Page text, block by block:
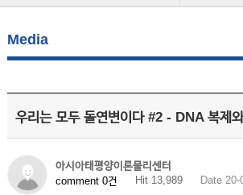
Media
우리는 모두 돌연변이다 #2 - DNA 복제
아시아태평양이론물리센터
comment 0건
Hit 13,989 Date